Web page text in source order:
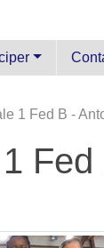
1 Fed B -